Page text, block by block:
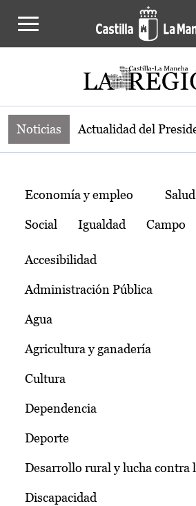
Noticias de la región
Noticias Actualidad del
Temas
Economía y empleo Salud
Social Igualdad Campo
Accesibilidad
Administración Pública
Agua
Agricultura y ganadería
Cultura
Dependencia
Deporte
Desarrollo rural y lucha contra
Discapacidad